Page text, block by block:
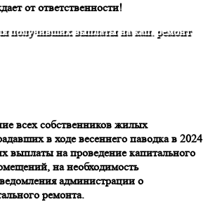
от ответственности!
получивших выплаты на кап. ремонт
всех собственников жилых
в ходе весеннего паводка в 2024
выплаты на проведение капитального
на необходимость
администрации о
ремонта.